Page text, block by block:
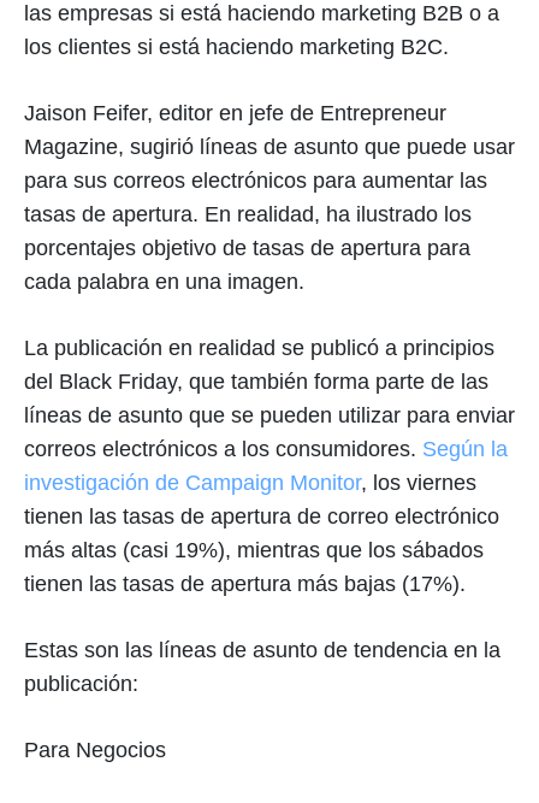
las empresas si está haciendo marketing B2B o a
los clientes si está haciendo marketing B2C.
Jaison Feifer, editor en jefe de Entrepreneur
Magazine, sugirió líneas de asunto que puede usar
para sus correos electrónicos para aumentar las
tasas de apertura. En realidad, ha ilustrado los
porcentajes objetivo de tasas de apertura para
cada palabra en una imagen.
La publicación en realidad se publicó a principios
del Black Friday, que también forma parte de las
líneas de asunto que se pueden utilizar para enviar
correos electrónicos a los consumidores. Según la
investigación de Campaign Monitor, los viernes
tienen las tasas de apertura de correo electrónico
más altas (casi 19%), mientras que los sábados
tienen las tasas de apertura más bajas (17%).
Estas son las líneas de asunto de tendencia en la
publicación:
Para Negocios